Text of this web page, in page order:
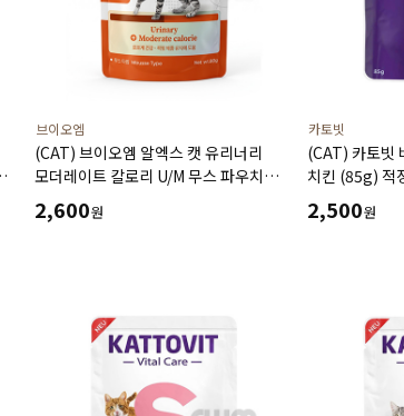
브이오엠
(CAT) 브이오엠 알엑스 캣 유리너리
모더레이트 칼로리 U/M 무스 파우치
(80g) 요로결석 예방 및 재발 방지와
체중 조절에 도움
2,600원
카토빗
(CAT) 카토빗
치킨 (85g) 적
소화 흡수율을
2,500원